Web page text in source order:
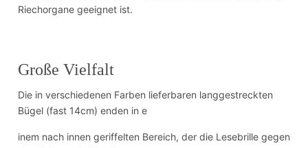
Riechorgane geeignet ist.
Große Vielfalt
Die in verschiedenen Farben lieferbaren langgestreckten
Bügel (fast 14cm) enden in e
inem nach innen geriffelten Bereich, der die Lesebrille gegen